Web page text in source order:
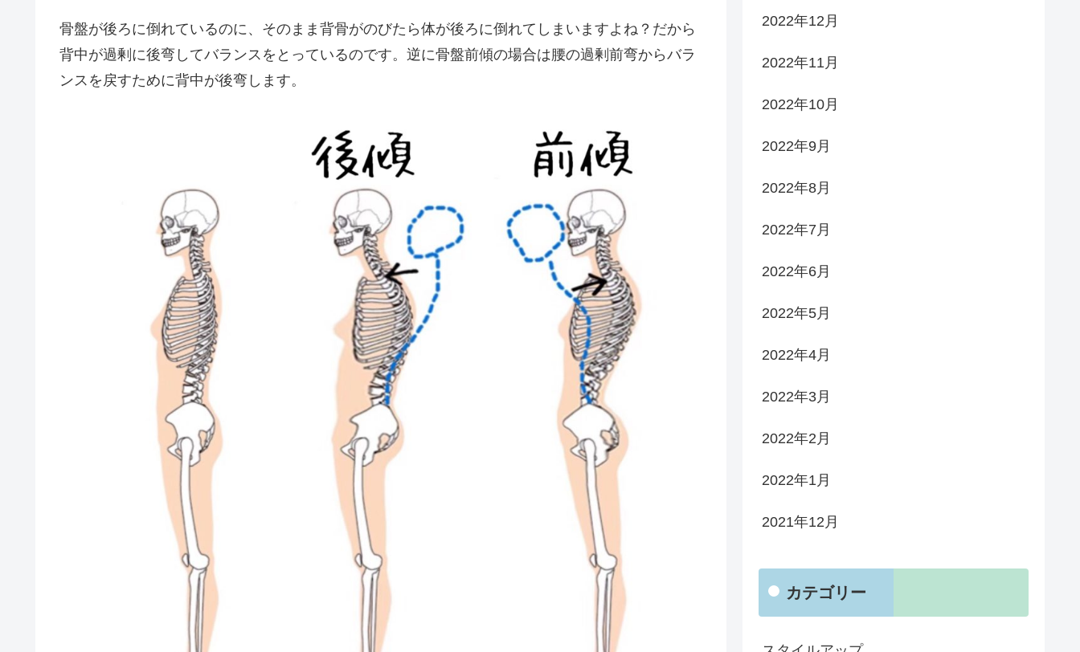
骨盤が後ろに倒れているのに、そのまま背骨がのびたら体が後ろに倒れてしまいますよね？だから
背中が過剰に後弯してバランスをとっているのです。逆に骨盤前傾の場合は腰の過剰前弯からバラ
ンスを戻すために背中が後弯します。
2022年12月
2022年11月
2022年10月
2022年9月
2022年8月
2022年7月
2022年6月
2022年5月
2022年4月
2022年3月
2022年2月
2022年1月
2021年12月
カテゴリー